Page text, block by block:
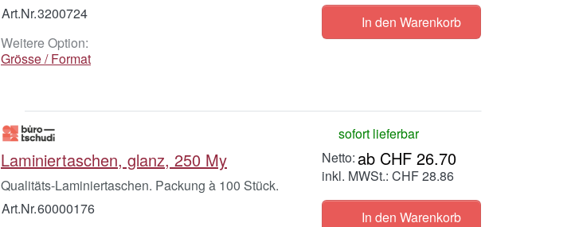
Art.Nr.3200724
Weitere Option:
Grösse / Format
In den Warenkorb
Laminiertaschen, glanz, 250 My
Qualitäts-Laminiertaschen. Packung à 100 Stück.
Art.Nr.60000176
sofort lieferbar
ab CHF 26.70
inkl. MWSt.: CHF 28.86
In den Warenkorb